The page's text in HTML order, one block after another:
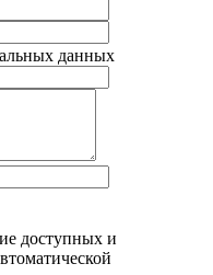
данных
доступных и